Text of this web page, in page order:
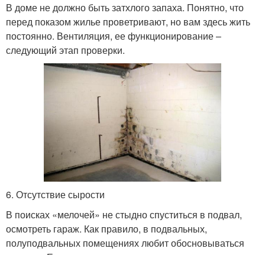
В доме не должно быть затхлого запаха. Понятно, что
перед показом жилье проветривают, но вам здесь жить
постоянно. Вентиляция, ее функционирование –
следующий этап проверки.
6. Отсутствие сырости
В поисках «мелочей» не стыдно спуститься в подвал,
осмотреть гараж. Как правило, в подвальных,
полуподвальных помещениях любит обосновываться